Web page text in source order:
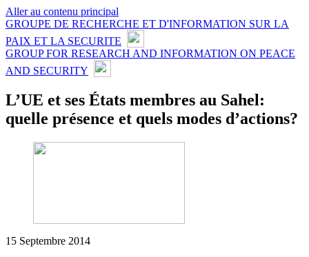
Aller au contenu principal
GROUPE DE RECHERCHE ET D'INFORMATION SUR LA
PAIX ET LA SECURITE
GROUP FOR RESEARCH AND INFORMATION ON PEACE
AND SECURITY
L’UE et ses États membres au Sahel:
quelle présence et quels modes d’actions?
15 Septembre 2014